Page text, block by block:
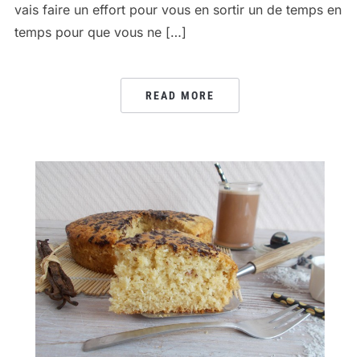
vais faire un effort pour vous en sortir un de temps en
temps pour que vous ne […]
READ MORE